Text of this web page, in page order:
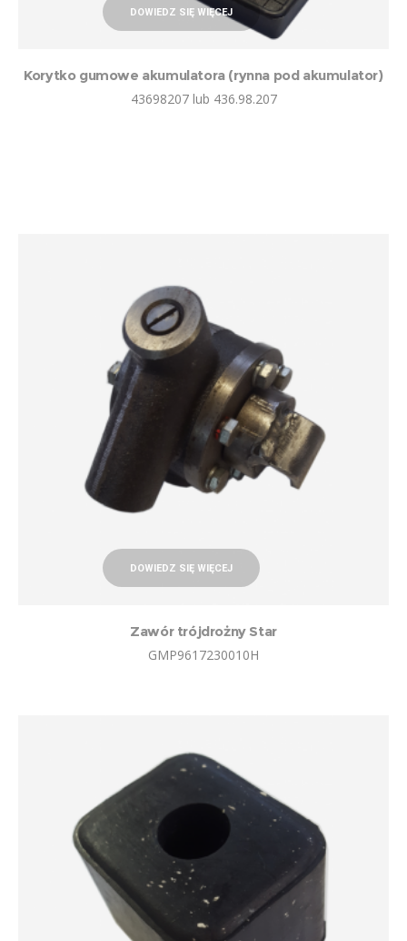
DOWIEDZ SIĘ WIĘCEJ
Korytko gumowe akumulatora (rynna pod akumulator)
43698207 lub 436.98.207
DOWIEDZ SIĘ WIĘCEJ
Zawór trójdrożny Star
GMP9617230010H